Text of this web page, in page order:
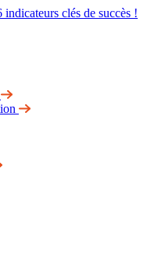
clés de succès !